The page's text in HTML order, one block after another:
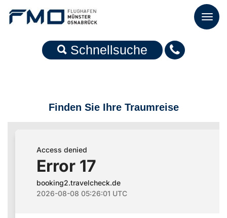
Toggle
Schnellsuche
Finden Sie Ihre Traumreise